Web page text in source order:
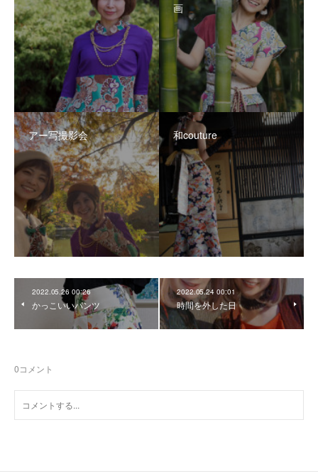
画
アー写撮影会 和couture
2022.05.26 00:26
かっこいいパンツ
2022.05.24 00:01
時間を外した日
0コメント